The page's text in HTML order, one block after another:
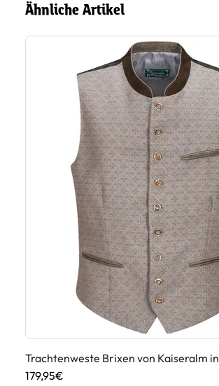
Ähnliche Artikel
Trachtenweste Brixen von Kaiseralm
179,95€